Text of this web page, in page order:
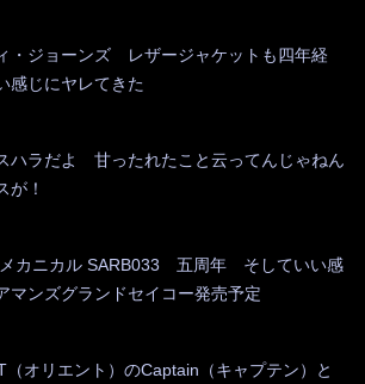
・ジョーンズ レザージャケットも四年経
感じにヤレてきた
ハラだよ 甘ったれたこと云ってんじゃねん
！
カニカル SARB033 五周年 そしていい感
マンズグランドセイコー発売予定
（オリエント）のCaptain（キャプテン）と